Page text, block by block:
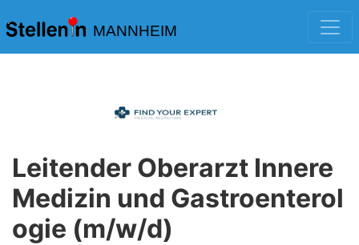
MANNHEIM
Leitender Oberarzt Innere
Medizin und Gastroenterol
ogie (m/w/d)